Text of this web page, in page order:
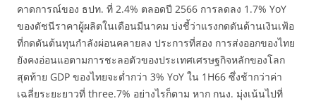
คาดการณ์ของ ธปท. ที่ 2.4% ตลอดปี 2566 การลดลง 1.7% YoY
ของดัชนีราคาผู้ผลิตในเดือนมีนาคม บ่งชี้ว่าแรงกดดันด้านเงินเฟ้อ
ที่กดดันต้นทุนกำลังผ่อนคลายลง ประการที่สอง การส่งออกของไทย
ยังคงอ่อนแอตามการชะลอตัวของประเทศเศรษฐกิจหลักของโลก
สุดท้าย GDP ของไทยจะต่ำกว่า 3% YoY ใน 1H66 ซึ่งช้ากว่าค่า
เฉลี่ยระยะยาวที่ three.7% อย่างไรก็ตาม หาก กนง. มุ่งเน้นไปที่